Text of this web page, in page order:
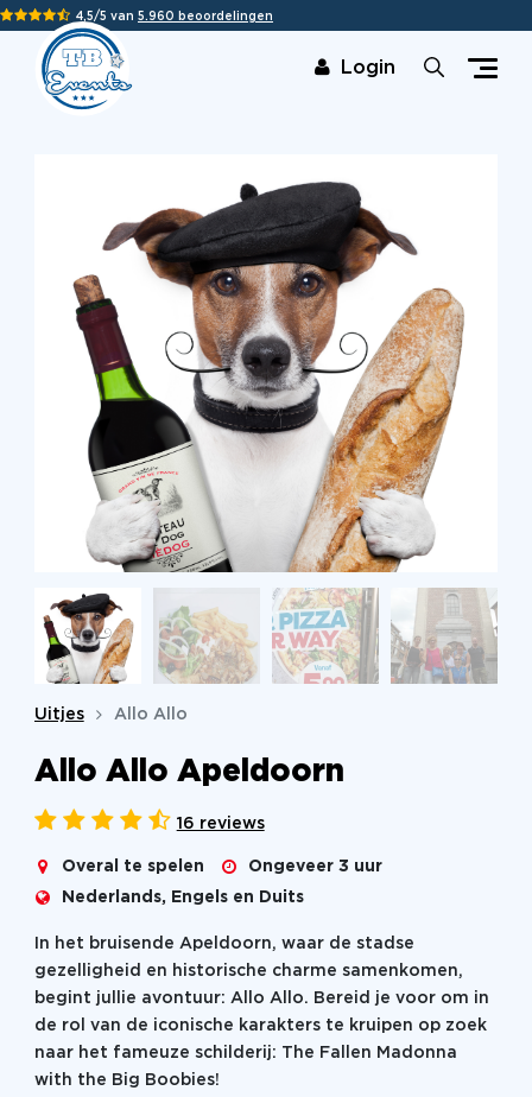
4,5/5 van 5.960 beoordelingen
Login
Uitjes Allo Allo
Allo Allo Apeldoorn
16 reviews
Overal te spelen Ongeveer 3 uur
Nederlands, Engels en Duits
In het bruisende Apeldoorn, waar de stadse
gezelligheid en historische charme samenkomen,
begint jullie avontuur: Allo Allo. Bereid je voor om in
de rol van de iconische karakters te kruipen op zoek
naar het fameuze schilderij: The Fallen Madonna
with the Big Boobies!